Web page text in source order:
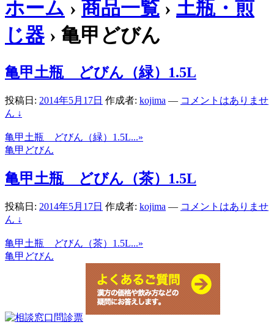
ホーム › 商品一覧 › 土瓶・煎
じ器 › 亀甲どびん
亀甲土瓶 どびん（緑）1.5L
投稿日: 2014年5月17日 作成者: kojima — コメントはありませ
ん ↓
亀甲土瓶 どびん（緑）1.5L...»
亀甲どびん
亀甲土瓶 どびん（茶）1.5L
投稿日: 2014年5月17日 作成者: kojima — コメントはありませ
ん ↓
亀甲土瓶 どびん（茶）1.5L...»
亀甲どびん